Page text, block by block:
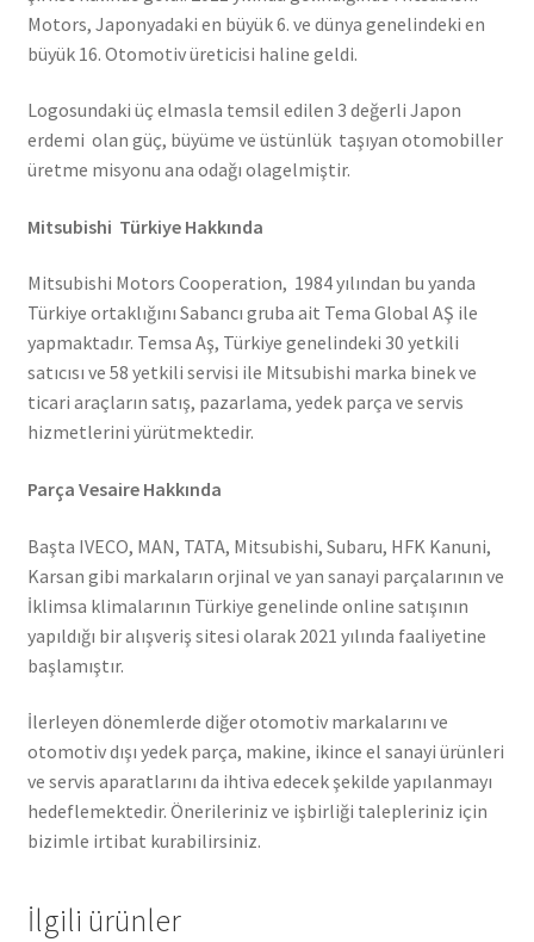
Motors, Japonyadaki en büyük 6. ve dünya genelindeki en
büyük 16. Otomotiv üreticisi haline geldi.
Logosundaki üç elmasla temsil edilen 3 değerli Japon
erdemi olan güç, büyüme ve üstünlük taşıyan otomobiller
üretme misyonu ana odağı olagelmiştir.
Mitsubishi Türkiye Hakkında
Mitsubishi Motors Cooperation, 1984 yılından bu yanda
Türkiye ortaklığını Sabancı gruba ait Tema Global AŞ ile
yapmaktadır. Temsa Aş, Türkiye genelindeki 30 yetkili
satıcısı ve 58 yetkili servisi ile Mitsubishi marka binek ve
ticari araçların satış, pazarlama, yedek parça ve servis
hizmetlerini yürütmektedir.
Parça Vesaire Hakkında
Başta IVECO, MAN, TATA, Mitsubishi, Subaru, HFK Kanuni,
Karsan gibi markaların orjinal ve yan sanayi parçalarının ve
İklimsa klimalarının Türkiye genelinde online satışının
yapıldığı bir alışveriş sitesi olarak 2021 yılında faaliyetine
başlamıştır.
İlerleyen dönemlerde diğer otomotiv markalarını ve
otomotiv dışı yedek parça, makine, ikince el sanayi ürünleri
ve servis aparatlarını da ihtiva edecek şekilde yapılanmayı
hedeflemektedir. Önerileriniz ve işbirliği talepleriniz için
bizimle irtibat kurabilirsiniz.
İlgili ürünler